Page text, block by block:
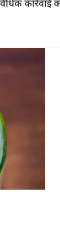
कार्रवाई